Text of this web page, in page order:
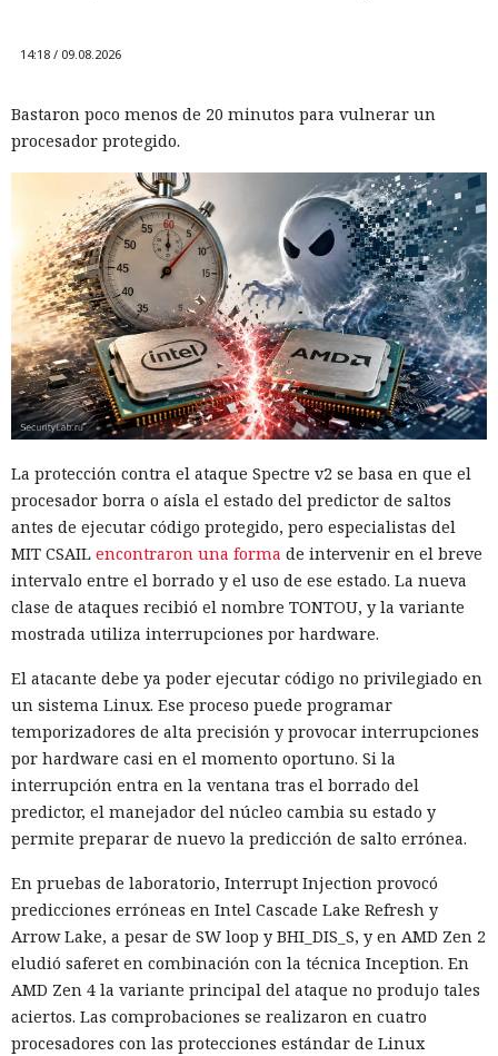
14:18 / 09.08.2026
Bastaron poco menos de 20 minutos para vulnerar un
procesador protegido.
La protección contra el ataque Spectre v2 se basa en que el
procesador borra o aísla el estado del predictor de saltos
antes de ejecutar código protegido, pero especialistas del
MIT CSAIL encontraron una forma de intervenir en el breve
intervalo entre el borrado y el uso de ese estado. La nueva
clase de ataques recibió el nombre TONTOU, y la variante
mostrada utiliza interrupciones por hardware.
El atacante debe ya poder ejecutar código no privilegiado en
un sistema Linux. Ese proceso puede programar
temporizadores de alta precisión y provocar interrupciones
por hardware casi en el momento oportuno. Si la
interrupción entra en la ventana tras el borrado del
predictor, el manejador del núcleo cambia su estado y
permite preparar de nuevo la predicción de salto errónea.
En pruebas de laboratorio, Interrupt Injection provocó
predicciones erróneas en Intel Cascade Lake Refresh y
Arrow Lake, a pesar de SW loop y BHI_DIS_S, y en AMD Zen 2
eludió saferet en combinación con la técnica Inception. En
AMD Zen 4 la variante principal del ataque no produjo tales
aciertos. Las comprobaciones se realizaron en cuatro
procesadores con las protecciones estándar de Linux